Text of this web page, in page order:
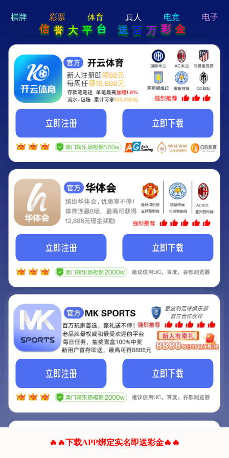
hi 💗
Hey Guys!
我们即将上线啦...
我们的网站正在建设.
它将是非常棒的网站.
联系我们!